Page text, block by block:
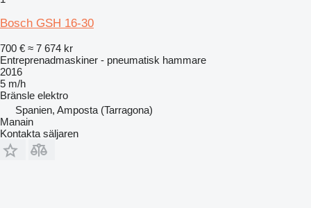
Bosch GSH 16-30
700 € ≈ 7 674 kr
Entreprenadmaskiner - pneumatisk hammare
2016
5 m/h
Bränsle elektro
Spanien, Amposta (Tarragona)
Manain
Kontakta säljaren